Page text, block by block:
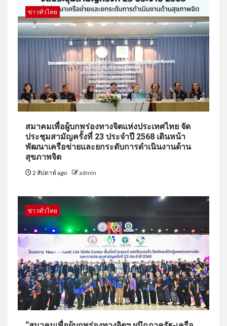
ข่าวทั่วไทย
สมาคมเพื่อผู้บกพร่องทางจิตแห่งประเทศไทย จัด
ประชุมสามัญครั้งที่ 23 ประจำปี 2568 เดินหน้า
พัฒนาเครือข่ายและยกระดับการดำเนินงานด้าน
สุขภาพจิต
2 สัปดาห์ ago admin
ข่าวทั่วไทย